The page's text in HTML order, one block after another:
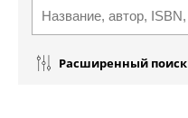
Расширенный поиск